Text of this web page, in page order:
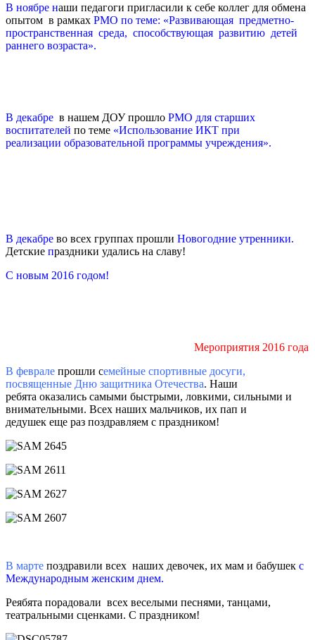
В ноябре наши педагоги пригласили к себе коллег для обмена
опытом в рамках РМО по теме: «Развивающая предметно-
пространственная среда, способствующая развитию детей
раннего возраста».
В декабре в нашем ДОУ прошло РМО для старших
воспитателей по теме «Использование ИКТ при
реализации образовательной программы учреждения».
В декабре во всех группах прошли Новогодние утренники.
Детские праздники удались на славу!
С новым 2016 годом!
Мероприятия 2016 года
В феврале прошли семейные спортивные досуги,
посвященные Дню защитника Отечества. Наши
ребята оказались самыми быстрыми, ловкими, сильными и
внимательными. Всех наших мальчиков, их пап и
дедушек еще раз поздравляем с праздником!
В марте поздравили всех наших девочек, их мам и бабушек с
Международным женским днем.
Реябята порадовали всех веселыми песнями, танцами,
театральными сценками. С праздником!